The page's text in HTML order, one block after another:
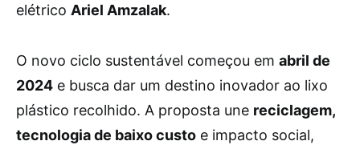
elétrico Ariel Amzalak.
O novo ciclo sustentável começou em abril de
2024 e busca dar um destino inovador ao lixo
plástico recolhido. A proposta une reciclagem,
tecnologia de baixo custo e impacto social,